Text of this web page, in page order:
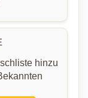
hinzu